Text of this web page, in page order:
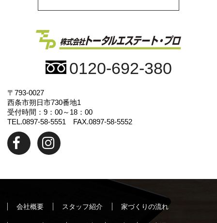
0120-692-380
〒793-0027
西条市朔日市730番地1
受付時間：9：00～18：00
TEL.0897-58-5551 FAX.0897-58-5552
会社概要 スタッフ紹介 家づくりの流れ